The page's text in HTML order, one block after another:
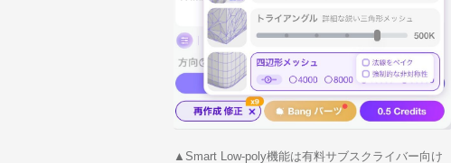
▲Smart Low-poly機能は有料サブスクライバー向け